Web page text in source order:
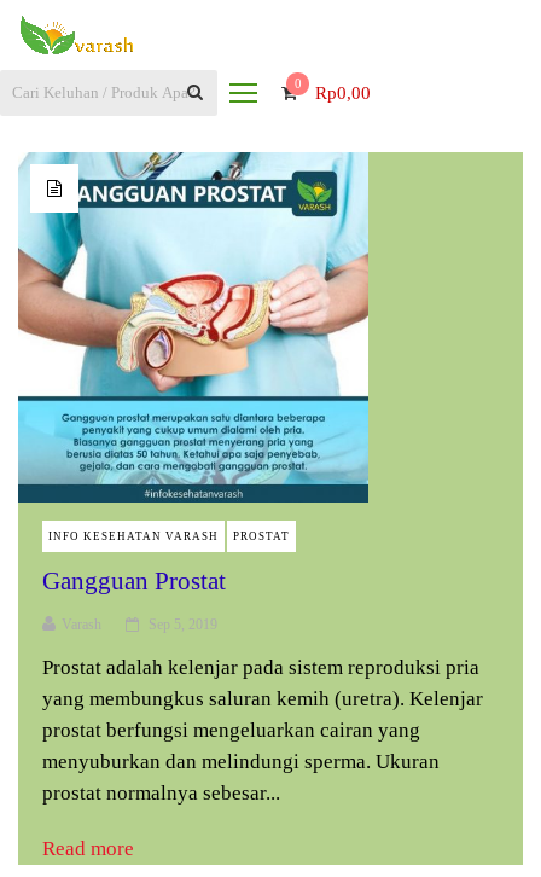
0 Rp0,00
INFO KESEHATAN VARASH PROSTAT
Gangguan Prostat
Varash Sep 5, 2019
Prostat adalah kelenjar pada sistem reproduksi pria
yang membungkus saluran kemih (uretra). Kelenjar
prostat berfungsi mengeluarkan cairan yang
menyuburkan dan melindungi sperma. Ukuran
prostat normalnya sebesar...
Read more